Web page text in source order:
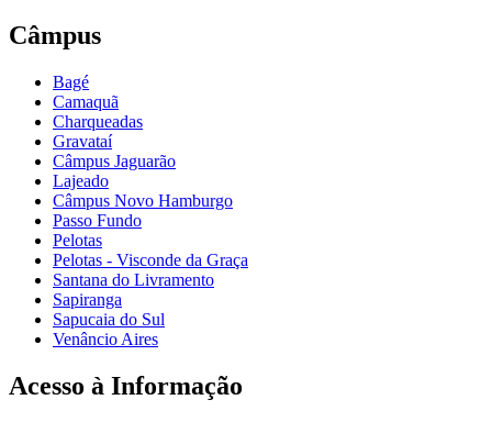
Câmpus
Bagé
Camaquã
Charqueadas
Gravataí
Câmpus Jaguarão
Lajeado
Câmpus Novo Hamburgo
Passo Fundo
Pelotas
Pelotas - Visconde da Graça
Santana do Livramento
Sapiranga
Sapucaia do Sul
Venâncio Aires
Acesso à Informação